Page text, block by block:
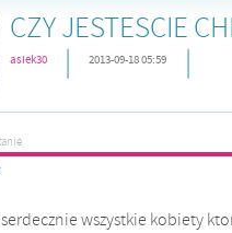
CZY JESTESCIE
asiek30 | 2013-09-18 05:59 |
wszystkie kobiety